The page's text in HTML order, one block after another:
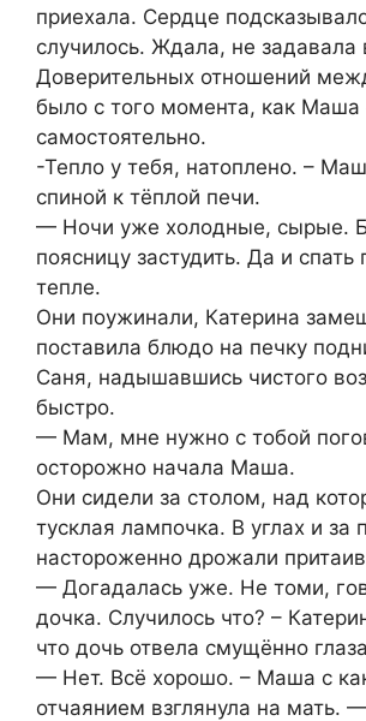
приехала. Сердце
случилось. Ждала, не задавала
Доверительных отношений
было с того момента, как Маша
самостоятельно.
-Тепло у тебя, натоплено. –
спиной к тёплой печи.
— Ночи уже холодные, сырые.
поясницу застудить. Да и спать
тепле.
Они поужинали, Катерина
поставила блюдо на печку
Саня, надышавшись чистого
быстро.
— Мам, мне нужно с тобой
осторожно начала Маша.
Они сидели за столом, над
тусклая лампочка. В углах и за
настороженно дрожали
— Догадалась уже. Не томи,
дочка. Случилось что? –
что дочь отвела смущённо
— Нет. Всё хорошо. – Маша с
отчаянием взглянула на мать.